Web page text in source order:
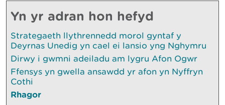
Yn yr adran hon hefyd
Strategaeth llythrennedd morol gyntaf y
Deyrnas Unedig yn cael ei lansio yng Nghymru
Dirwy i gwmni adeiladu am lygru Afon Ogwr
Ffensys yn gwella ansawdd yr afon yn Nyffryn
Cothi
Rhagor